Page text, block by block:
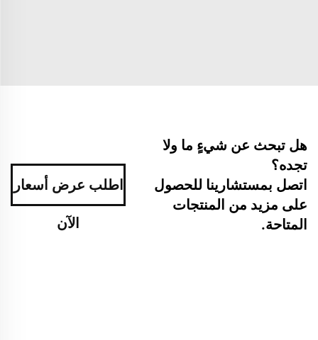
هل تبحث عن شيءٍ ما ولا
تجده؟
اتصل بمستشارينا للحصول
على مزيد من المنتجات
المتاحة.
اطلب عرض أسعار
الآن